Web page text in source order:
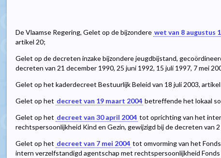
De Vlaamse Regering, Gelet op de bijzondere wet van 8 augustus
artikel 20;
Gelet op de decreten inzake bijzondere jeugdbijstand,
decreten van 21 december 1990, 25 juni 1992, 15 juli 1997, 7 mei
Gelet op het kaderdecreet Bestuurlijk Beleid van 18 juli 2003, artikel
Gelet op het decreet van 19 maart 2004 betreffende het lokaal
Gelet op het decreet van 30 april 2004 tot oprichting van het
rechtspersoonlijkheid Kind en Gezin, gewijzigd bij de decreten van
Gelet op het decreet van 7 mei 2004 tot omvorming van het
intern verzelfstandigd agentschap met rechtspersoonlijkheid